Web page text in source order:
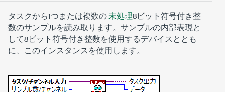
タスクから1つまたは複数の未処理8ビット符号付き整
数のサンプルを読み取ります。サンプルの内部表現と
して8ビット符号付き整数を使用するデバイスととも
に、このインスタンスを使用します。